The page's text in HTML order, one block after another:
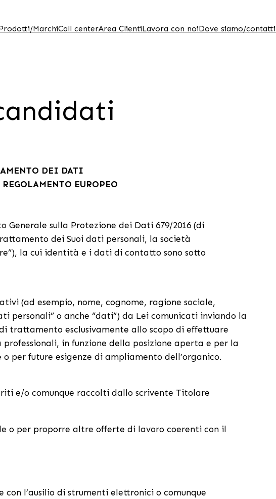
Prodotti/MarchiCall centerArea ClientiLavora con noiDove siamo/contatti
DEI DATI
EUROPEO
Generale sulla Protezione dei Dati 679/2016 (di
dei Suoi dati personali, la società
la cui identità e i dati di contatto sono sotto
(ad esempio, nome, cognome, ragione sociale,
personali” o anche “dati”) da Lei comunicati inviando la
trattamento esclusivamente allo scopo di effettuare
in funzione della posizione aperta e per la
per future esigenze di ampliamento dell’organico.
e/o comunque raccolti dallo scrivente Titolare
o per proporre altre offerte di lavoro coerenti con il
l’ausilio di strumenti elettronici o comunque